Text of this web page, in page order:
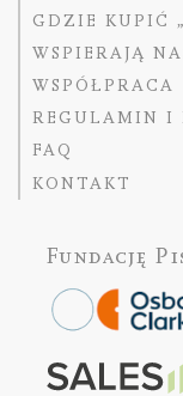
GDZIE KUPIĆ
WSPIERAJĄ
WSPÓŁPRACA
REGULAMIN I
FAQ
KONTAKT
Fundację